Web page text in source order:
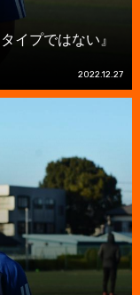
イプではない』
2022.12.27